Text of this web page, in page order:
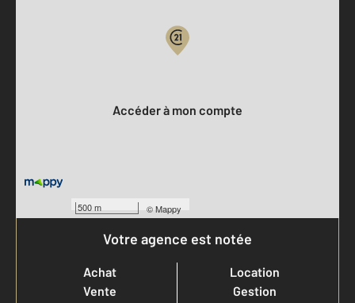
500 m ©Mappy
Accéder à mon compte
Votre agence est notée
Achat
Vente
Location
Gestion